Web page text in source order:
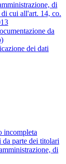
di
cui all'art. 14, co.
da
dei dati
incompleta
parte dei titolari
di